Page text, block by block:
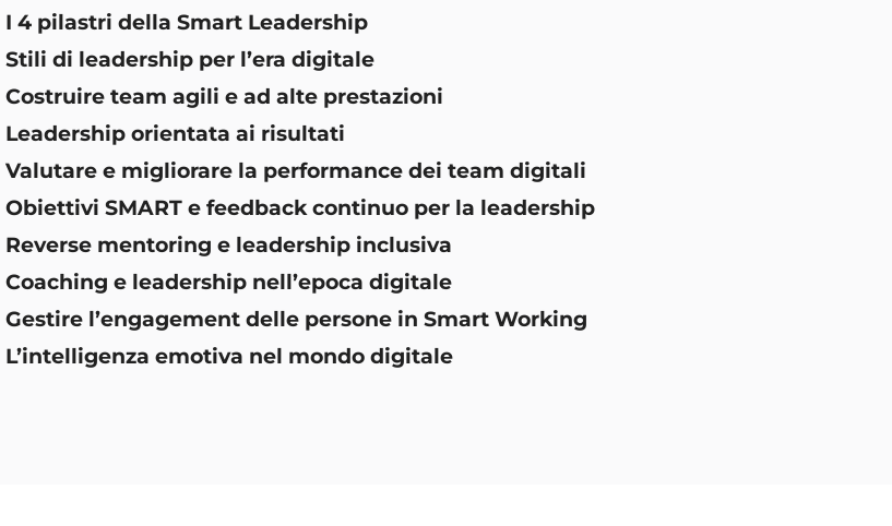
I 4 pilastri della Smart Leadership
Stili di leadership per l’era digitale
Costruire team agili e ad alte prestazioni
Leadership orientata ai risultati
Valutare e migliorare la performance dei team digitali
Obiettivi SMART e feedback continuo per la leadership
Reverse mentoring e leadership inclusiva
Coaching e leadership nell’epoca digitale
Gestire l’engagement delle persone in Smart Working
L’intelligenza emotiva nel mondo digitale